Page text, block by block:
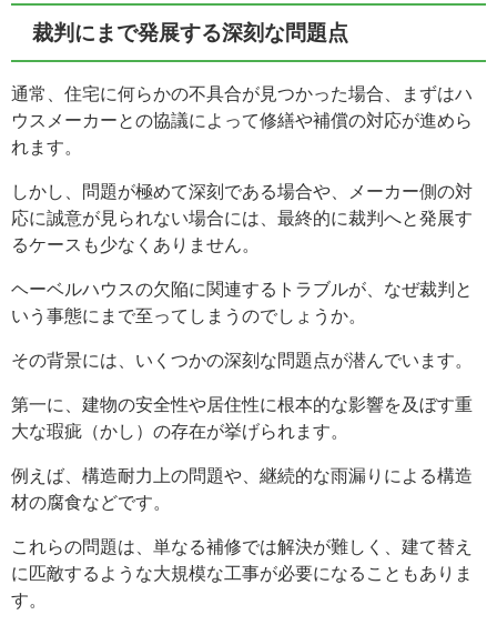
裁判にまで発展する深刻な問題点
通常、住宅に何らかの不具合が見つかった場合、まずはハ
ウスメーカーとの協議によって修繕や補償の対応が進めら
れます。
しかし、問題が極めて深刻である場合や、メーカー側の対
応に誠意が見られない場合には、最終的に裁判へと発展す
るケースも少なくありません。
ヘーベルハウスの欠陥に関連するトラブルが、なぜ裁判と
いう事態にまで至ってしまうのでしょうか。
その背景には、いくつかの深刻な問題点が潜んでいます。
第一に、建物の安全性や居住性に根本的な影響を及ぼす重
大な瑕疵（かし）の存在が挙げられます。
例えば、構造耐力上の問題や、継続的な雨漏りによる構造
材の腐食などです。
これらの問題は、単なる補修では解決が難しく、建て替え
に匹敵するような大規模な工事が必要になることもありま
す。